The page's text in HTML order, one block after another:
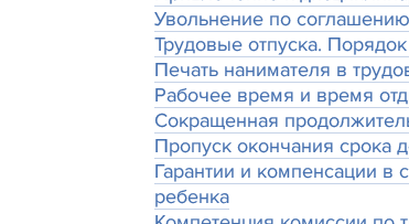
Увольнение по
Трудовые отпуска.
Печать нанимателя в
Рабочее время и время
Сокращенная
Пропуск окончания срока
Гарантии и компенсации в
ребенка